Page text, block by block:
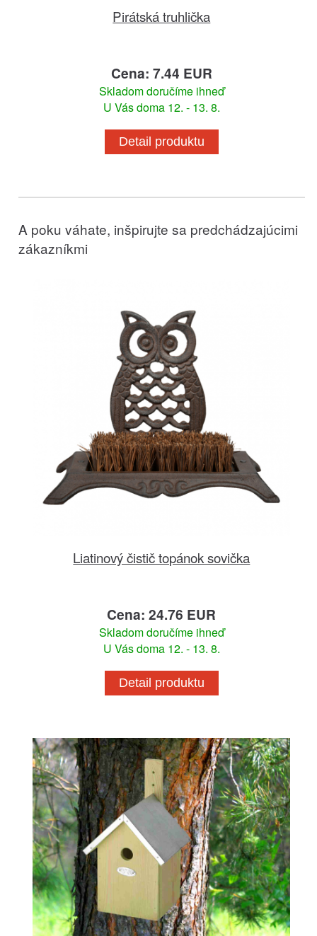
Pirátská truhlička
Cena: 7.44 EUR
Skladom doručíme ihneď
U Vás doma 12. - 13. 8.
Detail produktu
A poku váhate, inšpirujte sa predchádzajúcimi
zákazníkmi
Liatinový čistič topánok sovička
Cena: 24.76 EUR
Skladom doručíme ihneď
U Vás doma 12. - 13. 8.
Detail produktu